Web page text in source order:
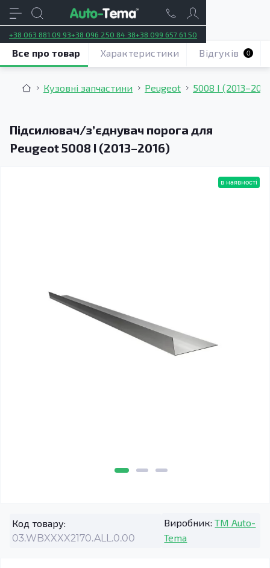
+38 063 881 09 93+38 096 250 84 38+38 099 657 61 50
Кузовні запчастини Peugeot 5008 І
Підсилювач/зʼєднувач порога для
Peugeot 5008 I (2013–2016)
Все про товар Характеристики Відгуків 0
в наявності
Код товару:
03.WBXXXX2170.ALL.0.00
Виробник: TM Auto-
Tema